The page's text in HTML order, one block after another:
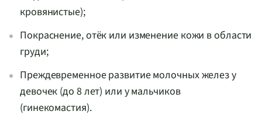
кровянистые);
Покраснение, отёк или изменение кожи в области
груди;
Преждевременное развитие молочных желез у
девочек (до 8 лет) или у мальчиков
(гинекомастия).